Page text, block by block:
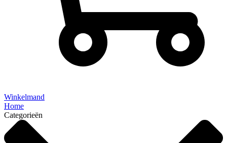
Winkelmand
Home
Categorieën